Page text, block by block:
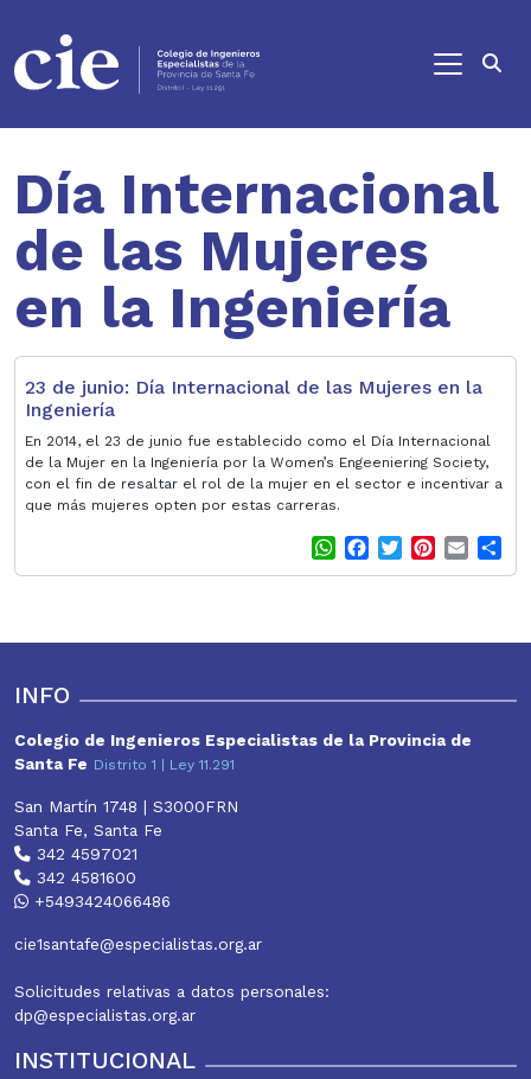
Día Internacional
de las Mujeres
en la Ingeniería
23 de junio: Día Internacional de las Mujeres en la
Ingeniería
En 2014, el 23 de junio fue establecido como el Día Internacional
de la Mujer en la Ingeniería por la Women’s Engeeniering Society,
con el fin de resaltar el rol de la mujer en el sector e incentivar a
que más mujeres opten por estas carreras.
W
h
s
a
b
T
w
t
i
e
t
m
l
h
e
INFO
Colegio de Ingenieros Especialistas de la Provincia de
Santa Fe Distrito 1 | Ley 11.291
San Martín 1748 | S3000FRN
Santa Fe, Santa Fe
342 4597021
342 4581600
+5493424066486
cie1santafe@especialistas.org.ar
Solicitudes relativas a datos personales:
dp@especialistas.org.ar
INSTITUCIONAL